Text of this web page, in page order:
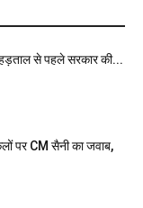
हड़ताल से पहले सरकार की...
पर CM सैनी का जवाब,